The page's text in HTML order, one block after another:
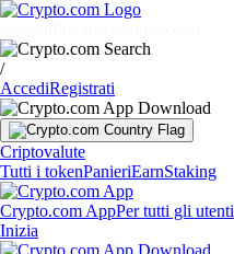
/
AccediRegistrati
Criptovalute
Tutti i tokenPanieriEarnStaking
Crypto.com AppPer tutti gli utenti
Inizia